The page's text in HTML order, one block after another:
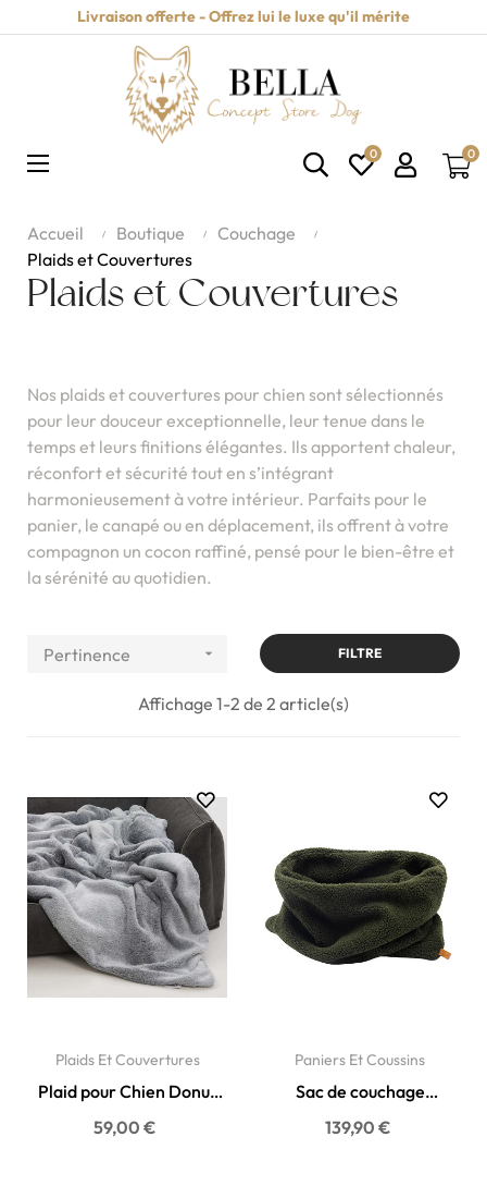
Livraison offerte - Offrez lui le luxe qu'il mérite
Basculer
☰ 0 0
Plaids et Couvertures
Accueil Boutique
Couchage
Plaids et Couvertures
Nos plaids et couvertures pour chien sont sélectionnés
pour leur douceur exceptionnelle, leur tenue dans le
temps et leurs finitions élégantes. Ils apportent chaleur,
réconfort et sécurité tout en s’intégrant
harmonieusement à votre intérieur. Parfaits pour le
panier, le canapé ou en déplacement, ils offrent à votre
compagnon un cocon raffiné, pensé pour le bien-être et
la sérénité au quotidien.
Pertinence  FILTRE
Affichage 1-2 de 2 article(s)
Plaids Et Couvertures
Plaid pour Chien Donut
Loop - 87X67 cm - Ultra...
59,00 €
Paniers Et Coussins
Sac de couchage
gigoteuse pour chien -
Cocoon...
139,90 €